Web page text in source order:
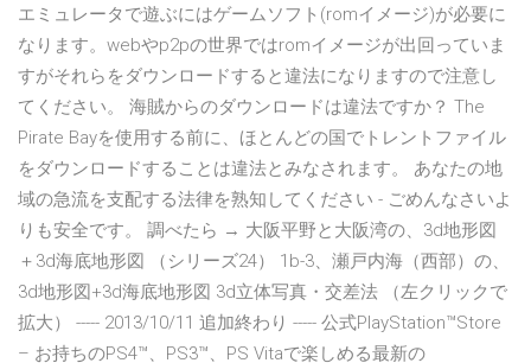
エミュレータで遊ぶにはゲームソフト(romイメージ)が必要に
なります。webやp2pの世界ではromイメージが出回っていま
すがそれらをダウンロードすると違法になりますので注意し
てください。 海賊からのダウンロードは違法ですか？ The
Pirate Bayを使用する前に、ほとんどの国でトレントファイル
をダウンロードすることは違法とみなされます。 あなたの地
域の急流を支配する法律を熟知してください - ごめんなさいよ
りも安全です。 調べたら → 大阪平野と大阪湾の、3d地形図
＋3d海底地形図 （シリーズ24） 1b-3、瀬戸内海（西部）の、
3d地形図+3d海底地形図 3d立体写真・交差法 （左クリックで
拡大） ----- 2013/10/11 追加終わり ----- 公式PlayStation™Store
– お持ちのPS4™、PS3™、PS Vitaで楽しめる最新の